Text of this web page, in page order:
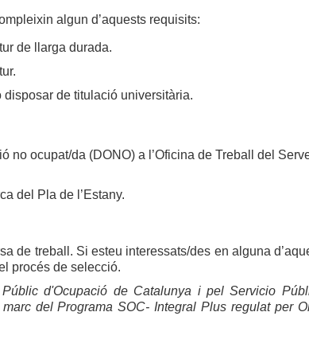
algun d’aquests requisits:
de llarga durada.
de titulació universitària.
no ocupat/da (DONO) a l’Oficina de Treball del
del Pla de l’Estany.
de treball. Si esteu interessats/des en alguna
procés de selecció.
d'Ocupació de Catalunya i pel Servicio
del Programa SOC- Integral Plus regulat per